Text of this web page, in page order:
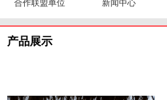
合作联盟单位 新闻中心
产品展示